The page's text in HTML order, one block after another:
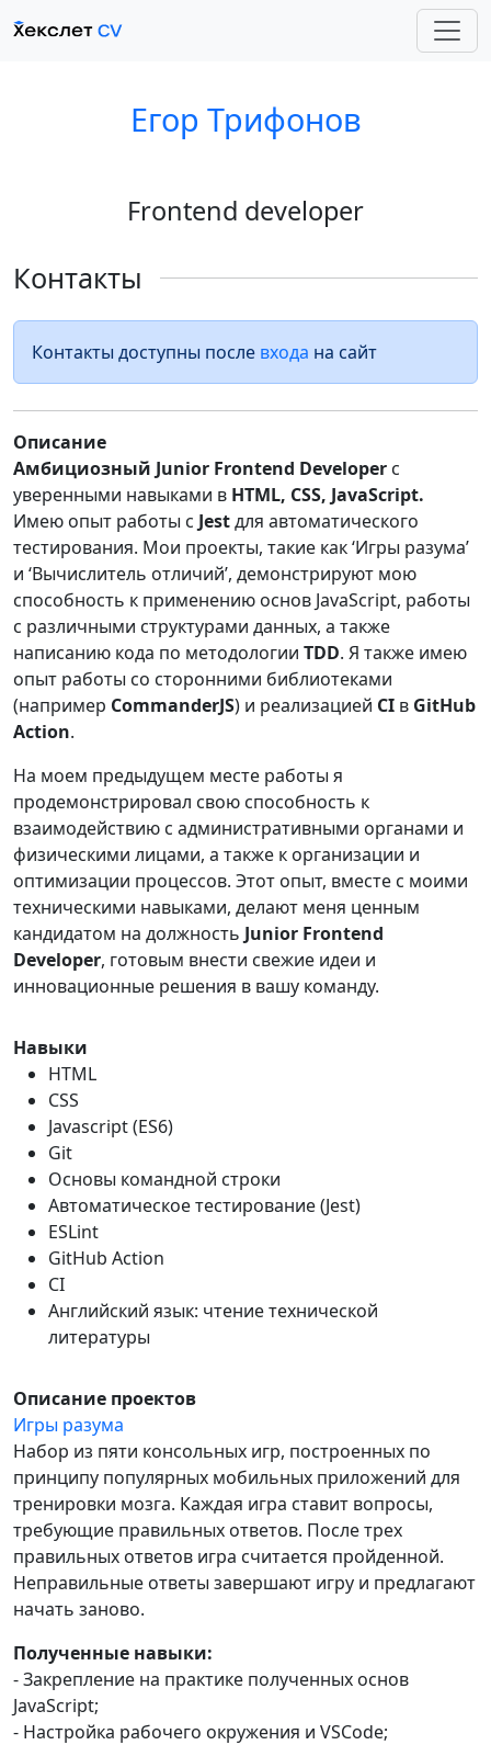
Егор Трифонов
Frontend developer
Контакты
Контакты доступны после входа на сайт
Описание
Амбициозный Junior Frontend Developer с
уверенными навыками в HTML, CSS, JavaScript.
Имею опыт работы с Jestдля автоматического
тестирования. Мои проекты, такие как ‘Игры разума’
и ‘Вычислитель отличий’, демонстрируют мою
способность к применению основ JavaScript, работы
с различными структурами данных, а также
написанию кода по методологии TDD. Я также имею
опыт работы со сторонними библиотеками
(например CommanderJS) и реализацией CI в GitHub
Action.
На моем предыдущем месте работы я
продемонстрировал свою способность к
взаимодействию с административными органами и
физическими лицами, а также к организации и
оптимизации процессов. Этот опыт, вместе с моими
техническими навыками, делают меня ценным
кандидатом на должность Junior Frontend
Developer, готовым внести свежие идеи и
инновационные решения в вашу команду.
Навыки
HTML
CSS
Javascript (ES6)
Git
Основы командной строки
Автоматическое тестирование (Jest)
ESLint
GitHub Action
CI
Английский язык: чтение технической
литературы
Описание проектов
Игры разума
Набор из пяти консольных игр, построенных по
принципу популярных мобильных приложений для
тренировки мозга. Каждая игра ставит вопросы,
требующие правильных ответов. После трех
правильных ответов игра считается пройденной.
Неправильные ответы завершают игру и предлагают
начать заново.
Полученные навыки:
- Закрепление на практике полученных основ
JavaScript;
- Настройка рабочего окружения и VSCode;